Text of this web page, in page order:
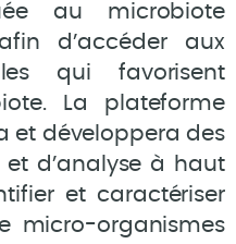
au microbiote
d’accéder aux
qui favorisent
La plateforme
et développera des
d’analyse à haut
et caractériser
micro-organismes